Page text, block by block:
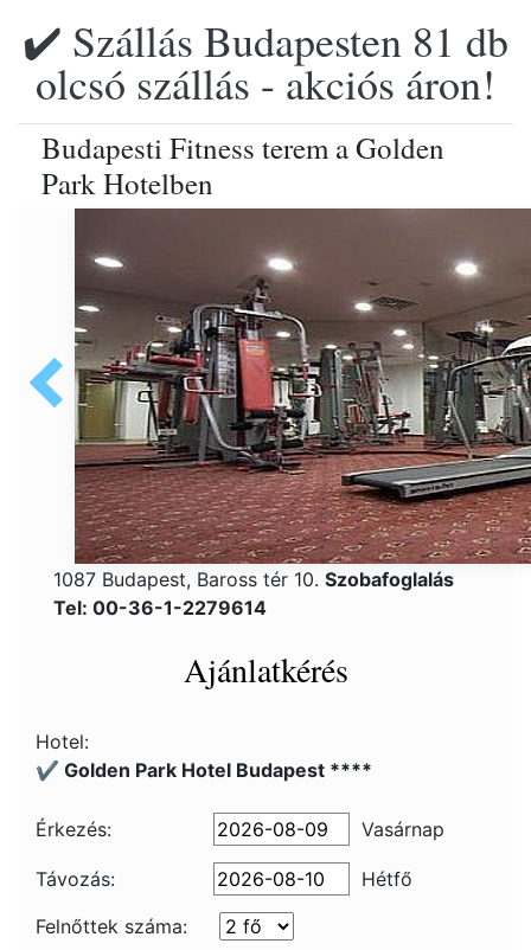
✔️ Szállás Budapesten 81 db
olcsó szállás - akciós áron!
Budapesti Fitness terem a Golden
Park Hotelben
1087 Budapest, Baross tér 10. Szobafoglalás
Tel: 00-36-1-2279614
Ajánlatkérés
Hotel:
✔️ Golden Park Hotel Budapest ****
Érkezés: Vasárnap
Távozás:
Hétfő
Felnőttek száma: